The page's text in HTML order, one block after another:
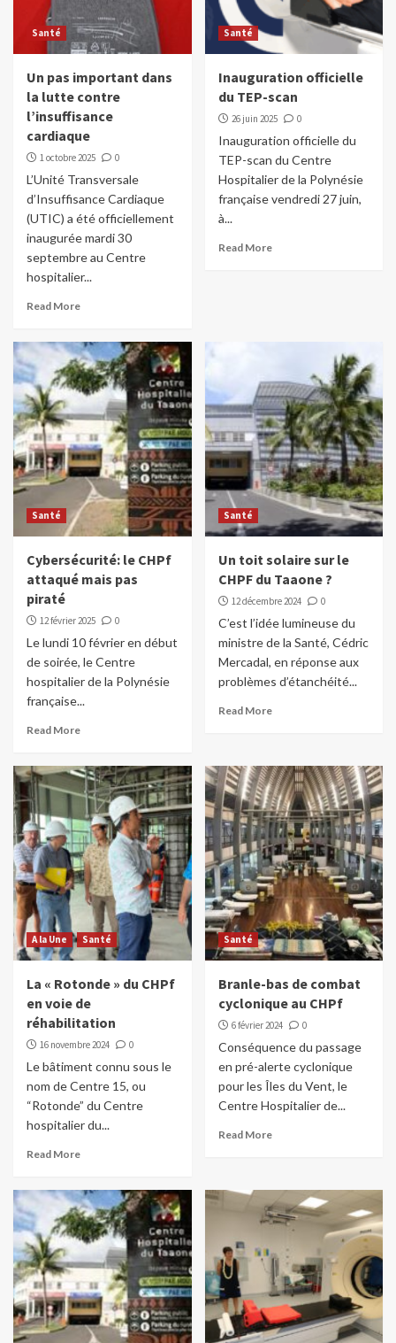
Santé
Un pas important dans
la lutte contre
l’insuffisance
cardiaque
1 octobre 2025 0
L’Unité Transversale
d’Insuffisance Cardiaque
(UTIC) a été officiellement
inaugurée mardi 30
septembre au Centre
hospitalier...
Read More
Santé
Inauguration officielle
du TEP-scan
26 juin 2025 0
Inauguration officielle du
TEP-scan du Centre
Hospitalier de la Polynésie
française vendredi 27 juin,
à...
Read More
Santé
Cybersécurité: le CHPf
attaqué mais pas
piraté
12 février 2025 0
Le lundi 10 février en début
de soirée, le Centre
hospitalier de la Polynésie
française...
Read More
Santé
Un toit solaire sur le
CHPF du Taaone ?
12 décembre 2024 0
C’est l’idée lumineuse du
ministre de la Santé, Cédric
Mercadal, en réponse aux
problèmes d’étanchéité...
Read More
A la Une Santé
La « Rotonde » du CHPf
en voie de
réhabilitation
16 novembre 2024 0
Le bâtiment connu sous le
nom de Centre 15, ou
“Rotonde” du Centre
hospitalier du...
Read More
Santé
Branle-bas de combat
cyclonique au CHPf
6 février 2024 0
Conséquence du passage
en pré-alerte cyclonique
pour les Îles du Vent, le
Centre Hospitalier de...
Read More